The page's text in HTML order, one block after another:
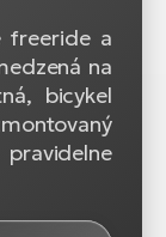
freeride a
na
bicykel